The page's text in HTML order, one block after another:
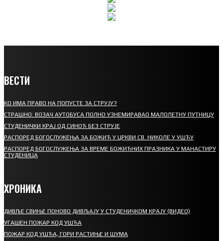
ВЕСТИ
КО ИМА ПРАВО НА ПОПУСТЕ ЗА СТРУЈУ?
СТРАШНО: ВОЗАЧ АУТОБУСА ПОЛНО УЗНЕМИРАВАО МАЛОЛЕТНУ ПУТНИЦУ
СТУДЕНИЧКИ КРАЈ ОД СИНОЋ БЕЗ СТРУЈЕ
РАСПОРЕД БОГОСЛУЖЕЊА ЗА БОЖИЋ У ЦРКВИ СВ. НИКОЛЕ У УШЋУ
РАСПОРЕД БОГОСЛУЖЕЊА ЗА ВРЕМЕ БОЖИЋНИХ ПРАЗНИКА У МАНАСТИРУ
СТУДЕНИЦА
ХРОНИКА
ДИВЉЕ СВИЊЕ ПОНОВО ДИВЉАЈУ У СТУДЕНИЧКОМ КРАЈУ (ВИДЕО)
УГАШЕН ПОЖАР КОД УШЋА
ПОЖАР КОД УШЋА, ГОРИ РАСТИЊЕ И ШУМА